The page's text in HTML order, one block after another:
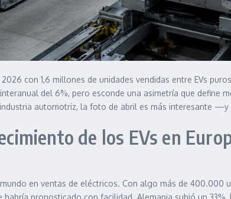
con 1,6 millones de unidades vendidas entre EVs
del 6%, pero esconde una asimetría que
automotriz, la foto de abril es más interesante
de los EVs en
en ventas de eléctricos. Con algo más de
pronosticado con facilidad. Alemania subió un